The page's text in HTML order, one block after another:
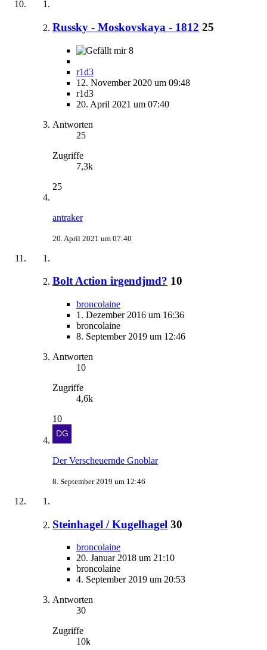
Russky - Moskovskaya - 1812 25
8
r1d3
12. November 2020 um 09:48
r1d3
20. April 2021 um 07:40
Antworten
25
Zugriffe
7,3k
25
antraker
20. April 2021 um 07:40
Bolt Action irgendjmd? 10
broncolaine
1. Dezember 2016 um 16:36
broncolaine
8. September 2019 um 12:46
Antworten
10
Zugriffe
4,6k
10
Der Verscheuernde Gnoblar
8. September 2019 um 12:46
Steinhagel / Kugelhagel 30
broncolaine
20. Januar 2018 um 21:10
broncolaine
4. September 2019 um 20:53
Antworten
30
Zugriffe
10k